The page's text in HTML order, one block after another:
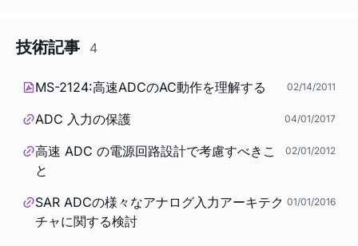
技術記事 4
MS-2124:高速ADCのAC動作を理解する 02/14/2011
ADC 入力の保護 04/01/2017
高速 ADC の電源回路設計で考慮すべきこ
と
02/01/2012
SAR ADCの様々なアナログ入力アーキテク
チャに関する検討
01/01/2016